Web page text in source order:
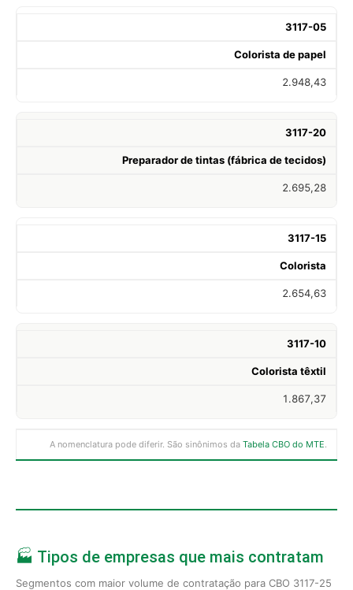
3117-05
Colorista de papel
2.948,43
3117-20
Preparador de tintas (fábrica de tecidos)
2.695,28
3117-15
Colorista
2.654,63
3117-10
Colorista têxtil
1.867,37
A nomenclatura pode diferir. São sinônimos da Tabela CBO do MTE.
🏭 Tipos de empresas que mais contratam
Segmentos com maior volume de contratação para CBO 3117-25